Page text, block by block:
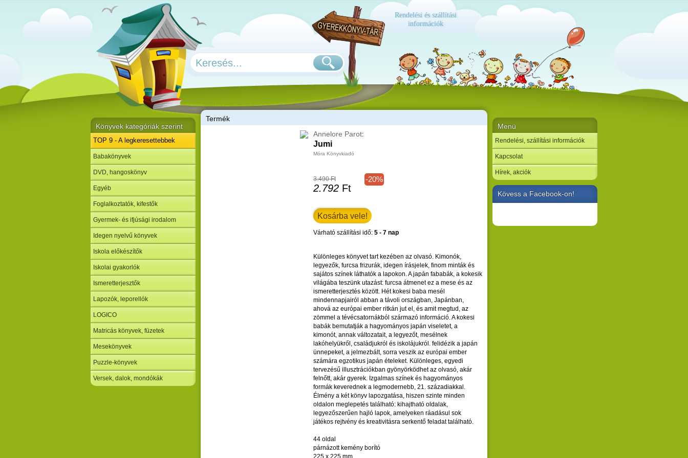
Rendelési és szállítási
információk
Termék
Annelore Parot:
Jumi
Móra Könyvkiadó
3.490 Ft
2.792 Ft
-20%
Várható szállítási idő: 5 - 7 nap
Különleges könyvet tart kezében az olvasó. Kimonók,
legyezők, furcsa frizurák, idegen írásjelek, finom minták és
sajátos színek láthatók a lapokon. A japán fababák, a kokesik
világába teszünk utazást: furcsa átmenet ez a mese és az
ismeretterjesztés között. Hét kokesi baba mesél
mindennapjairól abban a távoli országban, Japánban,
ahová az európai ember ritkán jut el, és amit megtud, az
zömmel a tévécsatornákból származó információ. A kokesi
babák bemutatják a hagyományos japán viseletet, a
kimonót, annak változatait, a legyezőt, mesélnek
lakóhelyükről, családjukról és iskolájukról. felidézik a japán
ünnepeket, a jelmezbált, sorra veszik az európai ember
számára egzotikus japán ételeket. Különleges, egyedi
tervezésű illusztrációkban gyönyörködhet az olvasó, akár
felnőtt, akár gyerek. Izgalmas színek és hagyományos
formák keverednek a legmodernebb, 21. századiakkal.
Élmény a két könyv lapozgatása, hiszen szinte minden
oldalon meglepetés található: kihajtható oldalak,
legyezőszerűen hajló lapok, amelyeken ráadásul sok
játékos rejtvény és kreativitásra serkentő feladat található.
44 oldal
párnázott kemény borító
225 x 225 mm
Könyvek kategóriák szerint
TOP 9 - A legkeresettebbek
Babakönyvek
DVD, hangoskönyv
Egyéb
Foglalkoztatók, kifestők
Gyermek- és ifjúsági irodalom
Idegen nyelvű könyvek
Iskola előkészítők
Iskolai gyakorlók
Ismeretterjesztők
Lapozók, leporellók
LOGICO
Matricás könyvek, füzetek
Mesekönyvek
Puzzle-könyvek
Versek, dalok, mondókák
Menü
Rendelési, szállítási információk
Kapcsolat
Hírek, akciók
Kövess a Facebook-on!